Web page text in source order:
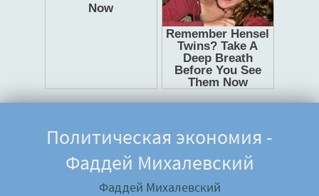
Политическая экономия -
Фаддей Михалевский
Фаддей Михалевский